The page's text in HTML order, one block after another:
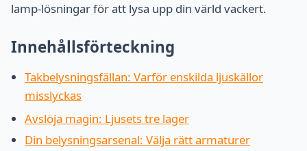
lamp-lösningar för att lysa upp din värld vackert.
Innehållsförteckning
Takbelysningsfällan: Varför enskilda ljuskällor
misslyckas
Avslöja magin: Ljusets tre lager
Din belysningsarsenal: Välja rätt armaturer